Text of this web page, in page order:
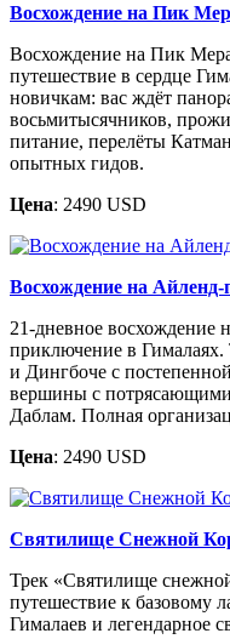
Восхождение на Пик
Восхождение на Пик
путешествие в сердце
новичкам: вас ждёт
восьмитысячников,
питание, перелёты
опытных гидов.
Цена: 2490 USD
Восхождение на Айленд-
21-дневное
приключение в Гималаях.
и Дингбоче с
вершины с
Даблам. Полная
Цена: 2490 USD
Святилище Снежной
Трек «Святилище
путешествие к базовому
Гималаев и легендарное